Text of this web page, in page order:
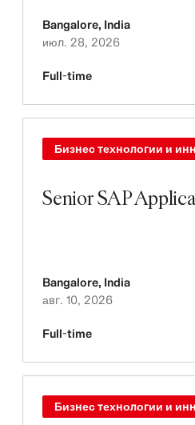
Bangalore, India
июл. 28, 2026
Full-time
Senior SAP
Бизнес технологии и
Bangalore, India
авг. 10, 2026
Full-time
Бизнес технологии и